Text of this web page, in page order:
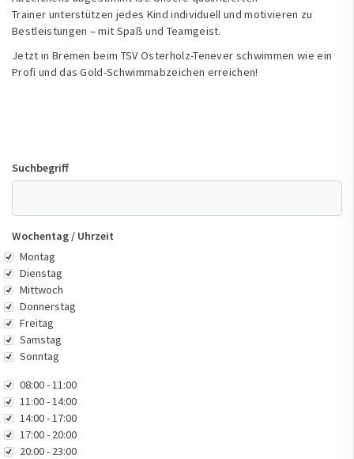
Trainer unterstützen jedes Kind individuell und motivieren zu
Bestleistungen – mit Spaß und Teamgeist.
Jetzt in Bremen beim TSV Osterholz-Tenever schwimmen wie ein
Profi und das Gold-Schwimmabzeichen erreichen!
Suchbegriff
Wochentag / Uhrzeit
Wochentag
Montag
Dienstag
Mittwoch
Donnerstag
Freitag
Samstag
Sonntag
Uhrzeit08:00 - 11:00
11:00 - 14:00
14:00 - 17:00
17:00 - 20:00
20:00 - 23:00